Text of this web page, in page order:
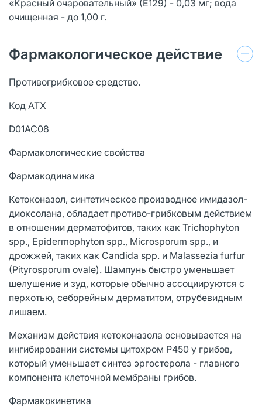
«Красный очаровательный» (Е129) - 0,03 мг; вода
очищенная - до 1,00 г.
Фармакологическое действие
Противогрибковое средство.
Код АТХ
D01AC08
Фармакологические свойства
Фармакодинамика
Кетоконазол, синтетическое производное имидазол-
диоксолана, обладает противо-грибковым действием
в отношении дерматофитов, таких как Trichophyton
spp., Epidermophyton spp., Microsporum spp., и
дрожжей, таких как Candida spp. и Malassezia furfur
(Pityrosporum ovale). Шампунь быстро уменьшает
шелушение и зуд, которые обычно ассоциируются с
перхотью, себорейным дерматитом, отрубевидным
лишаем.
Механизм действия кетоконазола основывается на
ингибировании системы цитохром P450 у грибов,
который уменьшает синтез эргостерола - главного
компонента клеточной мембраны грибов.
Фармакокинетика